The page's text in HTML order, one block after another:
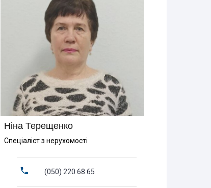
Ніна Терещенко
Спеціаліст з нерухомості
(050) 220 68 65